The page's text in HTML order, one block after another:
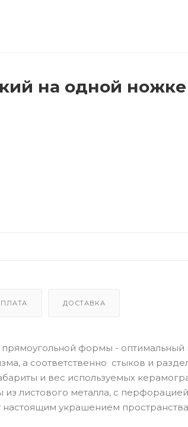
на одной ножке
ДОСТАВКА
формы -
а соответственно стыков и
и вес используемых
из листового металла, с
настоящим украшением